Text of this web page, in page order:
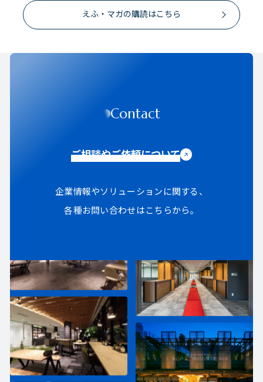
えふ・マガの購読はこちら
Contact
ご相談やご依頼について
企業情報やソリューションに関する、
各種お問い合わせはこちらから。